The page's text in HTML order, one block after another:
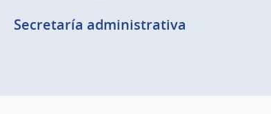
Secretaría administrativa